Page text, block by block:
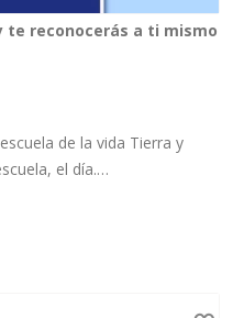
te reconocerás a ti mismo
de la vida Tierra y
el día.…